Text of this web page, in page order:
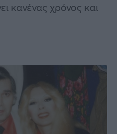
κανένας χρόνος και